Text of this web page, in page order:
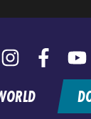
Instagram Facebook